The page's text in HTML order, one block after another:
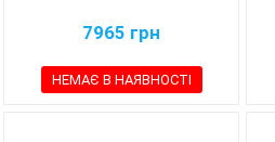
7965 грн
НЕМАЄ В НАЯВНОСТІ